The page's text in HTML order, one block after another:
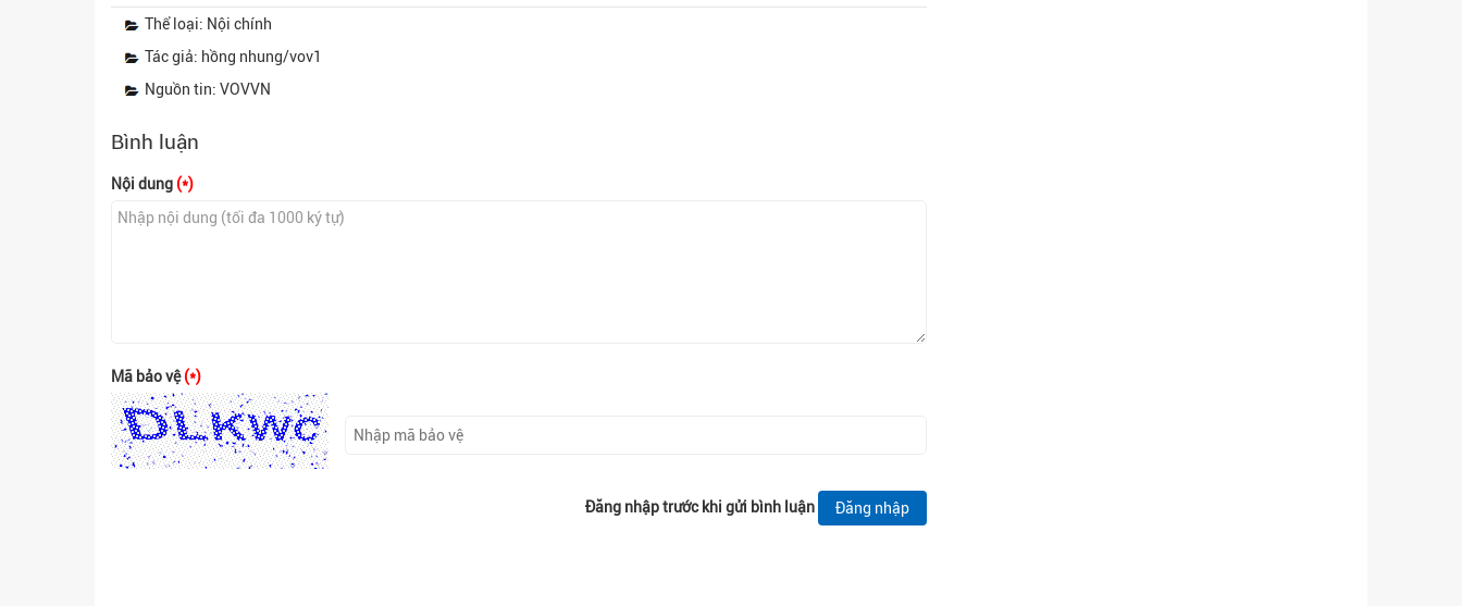
Thể loại: Nội chính
Tác giả: hồng nhung/vov1
Nguồn tin: VOVVN
Bình luận
Nội dung (*)
Mã bảo vệ(*)
Đăng nhập trước khi gửi bình luận Đăng nhập